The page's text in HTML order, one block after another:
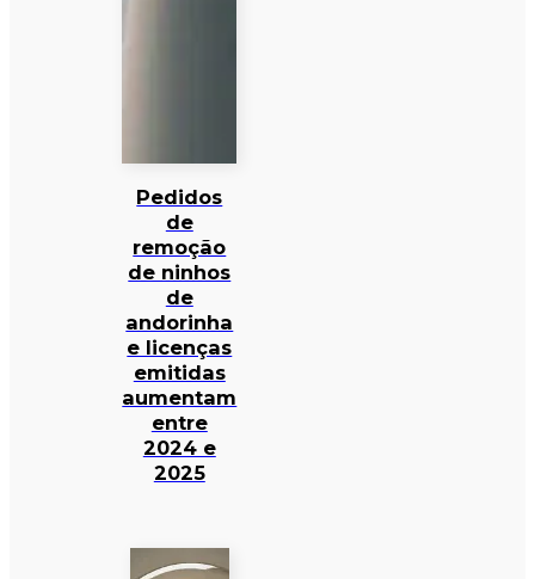
Pedidos
de
remoção
de ninhos
de
andorinha
e licenças
emitidas
aumentam
entre
2024 e
2025